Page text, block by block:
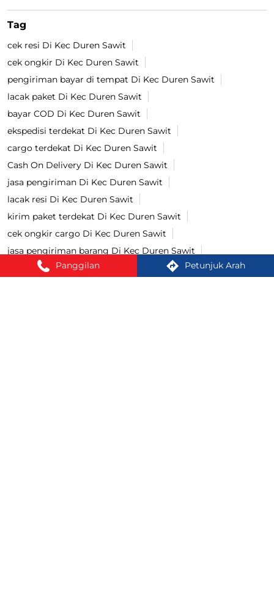
Panggilan Petunjuk Arah
Tag
cek resi Di Kec Duren Sawit
cek ongkir Di Kec Duren Sawit
pengiriman bayar di tempat Di Kec Duren Sawit
lacak paket Di Kec Duren Sawit
bayar COD Di Kec Duren Sawit
ekspedisi terdekat Di Kec Duren Sawit
cargo terdekat Di Kec Duren Sawit
Cash On Delivery Di Kec Duren Sawit
jasa pengiriman Di Kec Duren Sawit
lacak resi Di Kec Duren Sawit
kirim paket terdekat Di Kec Duren Sawit
cek ongkir cargo Di Kec Duren Sawit
jasa pengiriman barang Di Kec Duren Sawit
kirim paket Di Kec Duren Sawit